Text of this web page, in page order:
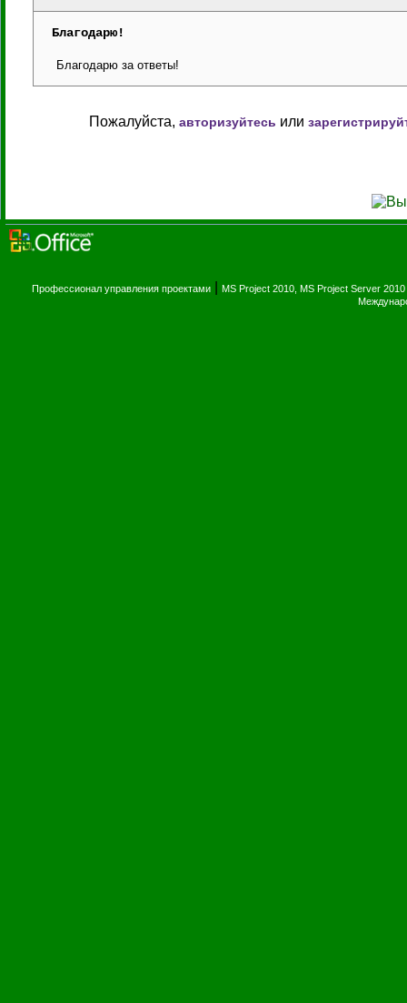
Благодарю!
Благодарю за ответы!
Пожалуйста, авторизуйтесь или
Профессионал управления проектами MS Project 2010, MS Project Server 2010